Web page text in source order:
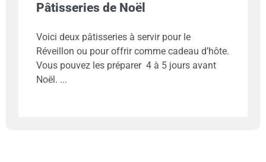
Pâtisseries de Noël
Voici deux pâtisseries à servir pour le
Réveillon ou pour offrir comme cadeau d’hôte.
Vous pouvez les préparer 4 à 5 jours avant
Noël.